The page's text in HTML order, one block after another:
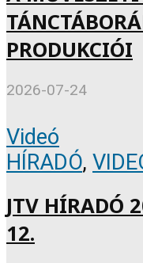
PRODUKCIÓI
2026-07-24
Videó
HÍRADÓ,
JTV HÍRADÓ
12.